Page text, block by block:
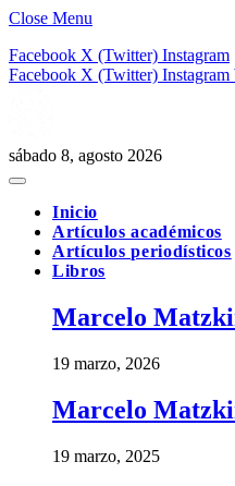
Close Menu
Facebook X (Twitter) Instagram
Facebook X (Twitter) Instagram
sábado 8, agosto 2026
Inicio
Artículos académicos
Artículos periodísticos
Libros
Marcelo
19 marzo, 2026
Marcelo
19 marzo, 2025